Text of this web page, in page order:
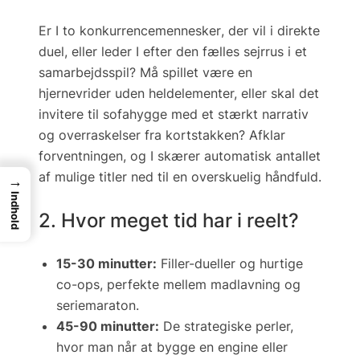
Er I to konkurrence­mennesker, der vil i direkte
duel, eller leder I efter den fælles sejr­rus i et
samarbejdsspil? Må spillet være en
hjernevrider uden held­elementer, eller skal det
invitere til sofa­hygge med et stærkt narrativ
og overraskelser fra kort­stakken? Afklar
forventningen, og I skærer automatisk antallet
af mulige titler ned til en overskuelig håndfuld.
2. Hvor meget tid har i reelt?
15-30 minutter: Filler-dueller og hurtige
co-ops, perfekte mellem madlavning og
seriemaraton.
45-90 minutter: De strategiske perler,
hvor man når at bygge en engine eller
→
Indhold